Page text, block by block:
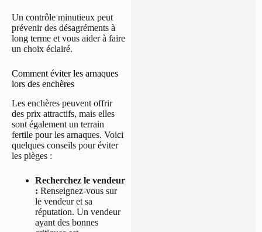
Un contrôle minutieux peut
prévenir des désagréments à
long terme et vous aider à faire
un choix éclairé.
Comment éviter les arnaques
lors des enchères
Les enchères peuvent offrir
des prix attractifs, mais elles
sont également un terrain
fertile pour les arnaques. Voici
quelques conseils pour éviter
les pièges :
Recherchez le vendeur
: Renseignez-vous sur
le vendeur et sa
réputation. Un vendeur
ayant des bonnes